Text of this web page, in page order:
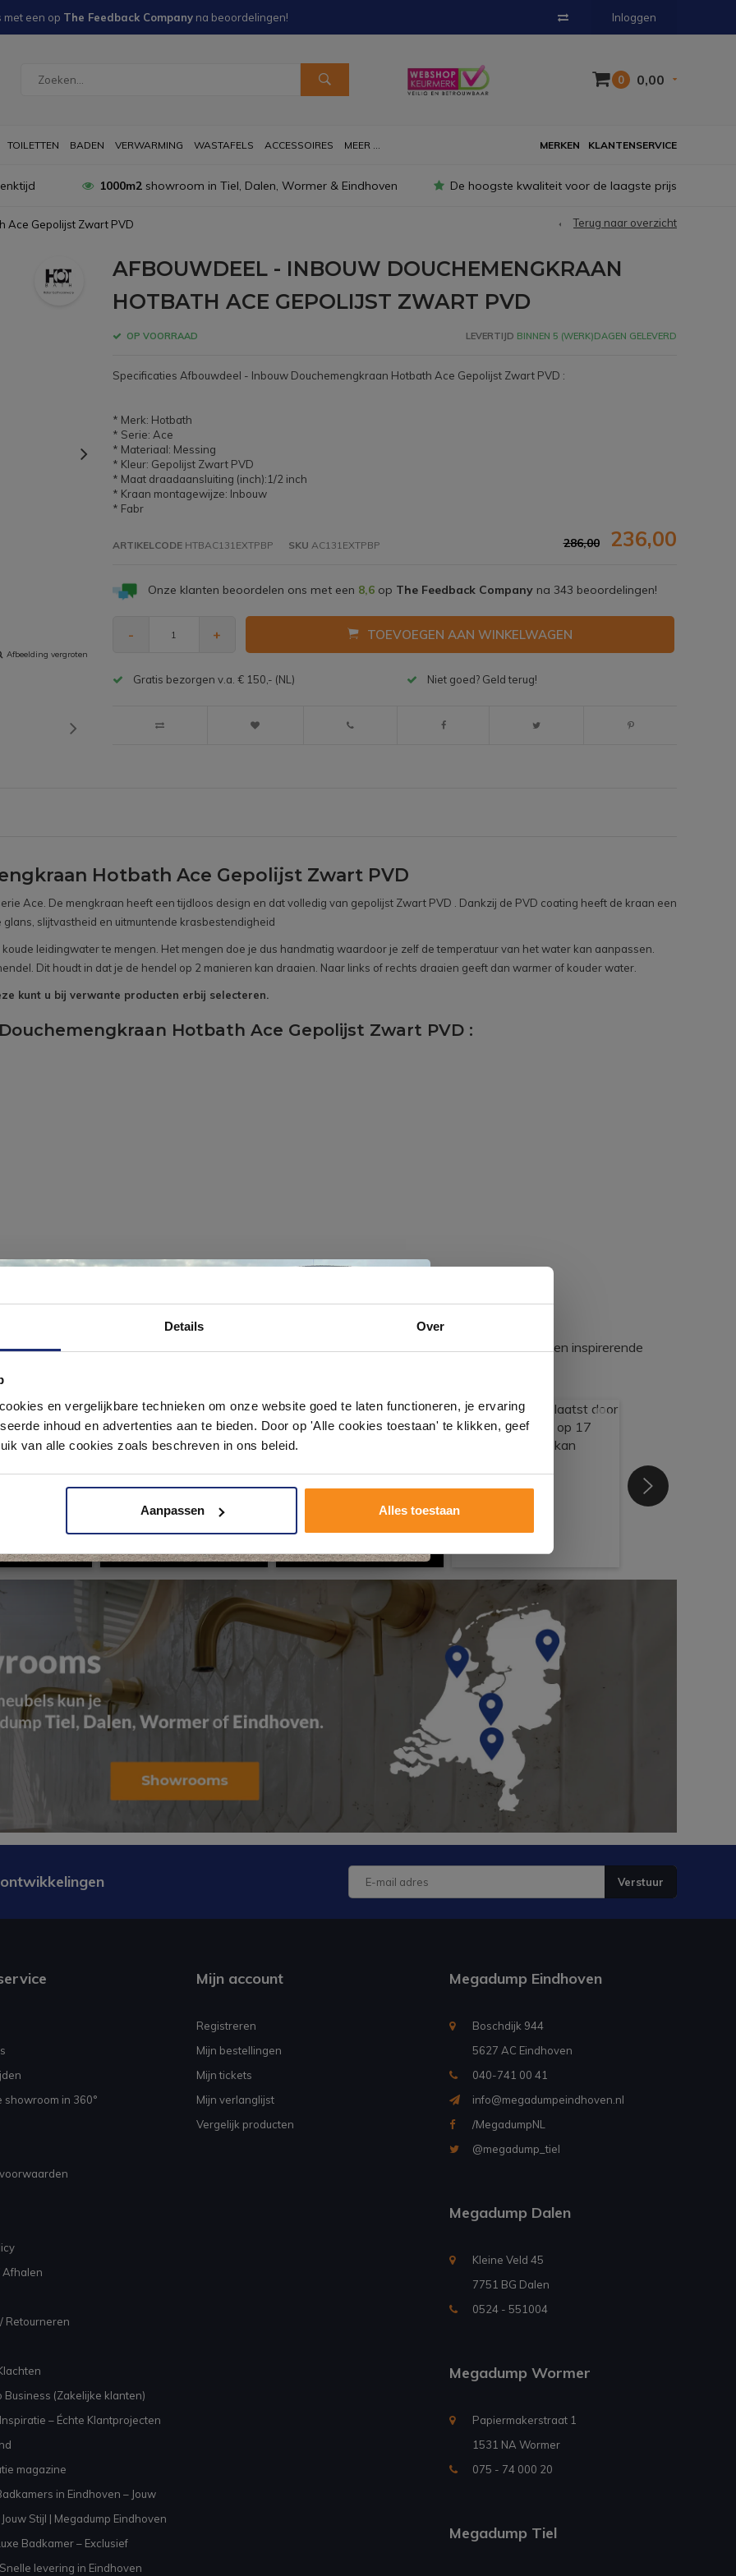
Details Over
en vergelijkbare technieken om onze website goed te laten functioneren, je ervaring
inhoud en advertenties aan te bieden. Door op 'Alle cookies toestaan' te klikken, geef
van alle cookies zoals beschreven in ons beleid.
Aanpassen Alles toestaan
met een op The Feedback Company na beoordelingen! Inloggen
0 0,00
TOILETTEN BADEN VERWARMING WASTAFELS ACCESSOIRES MEER ... KLANTENSERVICE
MERKEN
1000m2showroom in Tiel, Dalen, Wormer & Eindhoven De hoogste kwaliteit voor de laagste prijs
Ace Gepolijst Zwart PVD Terug naar overzicht
Afbeelding vergroten Afbeelding vergroten
AFBOUWDEEL - INBOUW DOUCHEMENGKRAAN
HOTBATH ACE GEPOLIJST ZWART PVD
OP VOORRAAD LEVERTIJD BINNEN 5 (WERK)DAGEN GELEVERD
Specificaties Afbouwdeel - Inbouw Douchemengkraan Hotbath Ace Gepolijst Zwart PVD :
* Merk: Hotbath
* Serie: Ace
* Materiaal: Messing
* Kleur: Gepolijst Zwart PVD
* Maat draadaansluiting (inch):1/2 inch
* Kraan montagewijze: Inbouw
* Fabr
ARTIKELCODEHTBAC131EXTPBP SKU AC131EXTPBP 286,00 236,00
Onze klanten beoordelen ons met een 8,6op The Feedback Companyna 343 beoordelingen!
- + TOEVOEGEN AAN WINKELWAGEN
Gratis bezorgen v.a. € 150,- (NL) Niet goed? Geld terug!
Hotbath Ace Gepolijst Zwart PVD
Ace. De mengkraan heeft een tijdloos design en dat volledig van gepolijst Zwart PVD . Dankzij de PVD coating heeft de kraan een
slijtvastheid en uitmuntende krasbestendigheid
leidingwater te mengen. Het mengen doe je dus handmatig waardoor je zelf de temperatuur van het water kan aanpassen.
Dit houdt in dat je de hendel op 2 manieren kan draaien. Naar links of rechts draaien geeft dan warmer of kouder water.
kunt u bij verwante producten erbij selecteren.
Hotbath Ace Gepolijst Zwart PVD :
#mijndroombadkamer
op Instagram met #mijndroombadkamer en tag @megadumpnl. Samen bouwen we een inspirerende
Verstuur
showroom in 360°
Afhalen
Retourneren
Business (Zakelijke klanten)
– Échte Klantprojecten
magazine
in Eindhoven – Jouw
Stijl | Megadump Eindhoven
Badkamer – Exclusief
levering in Eindhoven
Mijn account
Registreren
Mijn bestellingen
Mijn tickets
Mijn verlanglijst
Vergelijk producten
Megadump Eindhoven
Boschdijk 944
5627 AC Eindhoven
040-741 00 41
info@megadumpeindhoven.nl
/MegadumpNL
@megadump_tiel
Megadump Dalen
Kleine Veld 45
7751 BG Dalen
0524 - 551004
Megadump Wormer
Papiermakerstraat 1
1531 NA Wormer
075 - 74 000 20
Megadump Tiel
Ontdek 21 complete badkamers in onze
je inspireren door 21 volledig ingerichte badkameropstellingen – van
tot luxe. Onze ervaren adviseurs helpen je persoonlijk, en je vindt tegels
& sanitair direct uit voorraad. Gratis parkeren op eigen terrein.
Kom langs en ervaar zelf het verschil!